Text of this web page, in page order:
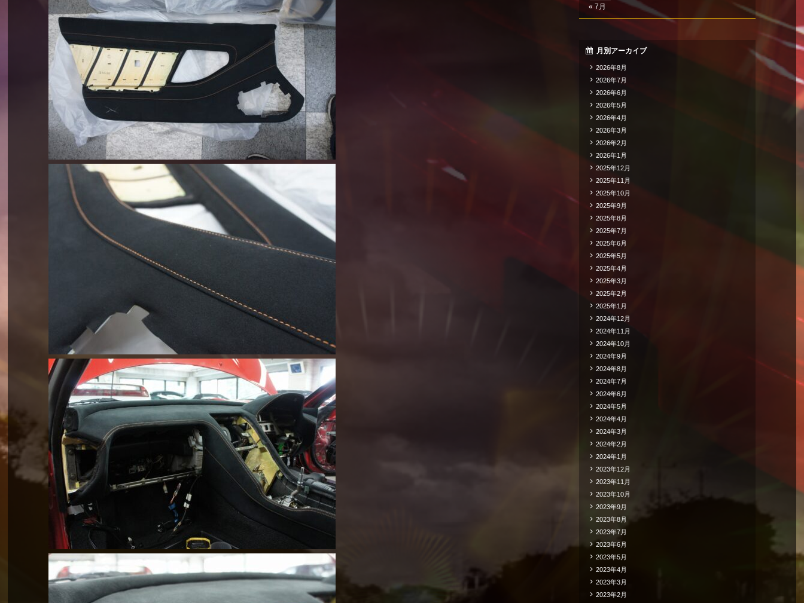
« 7月
月別アーカイブ
2026年8月
2026年7月
2026年6月
2026年5月
2026年4月
2026年3月
2026年2月
2026年1月
2025年12月
2025年11月
2025年10月
2025年9月
2025年8月
2025年7月
2025年6月
2025年5月
2025年4月
2025年3月
2025年2月
2025年1月
2024年12月
2024年11月
2024年10月
2024年9月
2024年8月
2024年7月
2024年6月
2024年5月
2024年4月
2024年3月
2024年2月
2024年1月
2023年12月
2023年11月
2023年10月
2023年9月
2023年8月
2023年7月
2023年6月
2023年5月
2023年4月
2023年3月
2023年2月